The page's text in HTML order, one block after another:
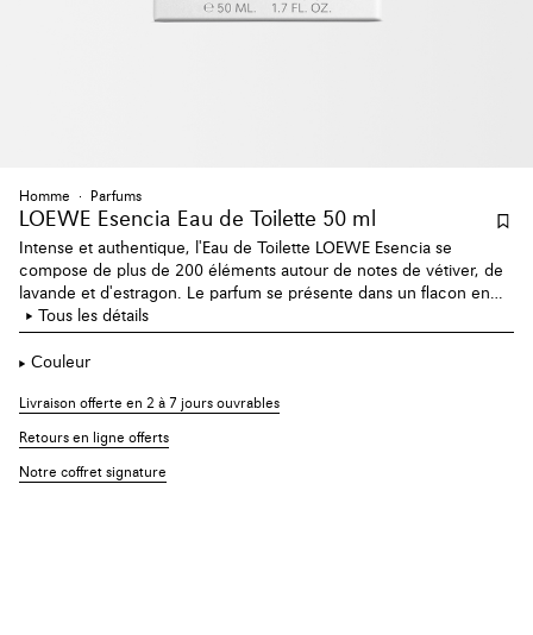
Homme Parfums
LOEWE Esencia Eau de Toilette 50 ml
Intense et authentique, l'Eau de Toilette LOEWE Esencia se
compose de plus de 200 éléments autour de notes de vétiver, de
lavande et d'estragon. Le parfum se présente dans un flacon en
verre opaque dans une teinte rustique vert foncé.
Tous les détails
Couleur
Livraison offerte en 2 à 7 jours ouvrables
Retours en ligne offerts
Notre coffret signature